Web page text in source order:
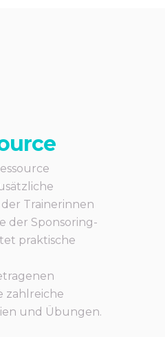
Trainerinnen
der Sponsoring-
praktische
zahlreiche
und Übungen.